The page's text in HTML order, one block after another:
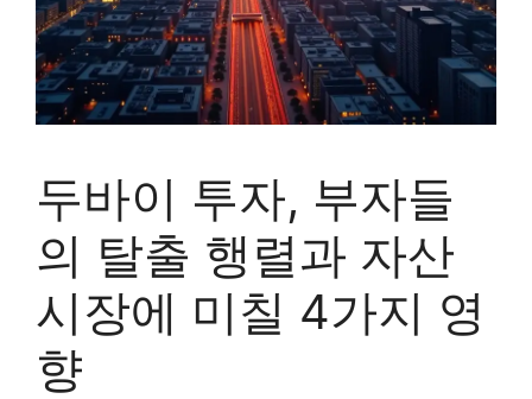
두바이 투자, 부자들
의 탈출 행렬과 자산
시장에 미칠 4가지 영
향